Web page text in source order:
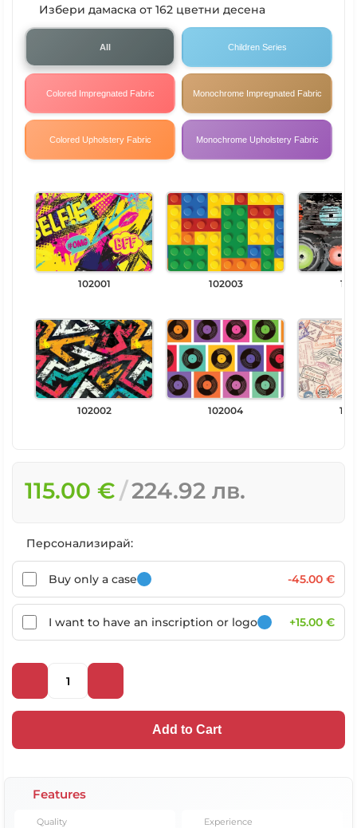
Избери дамаска от 162 цветни десена
All Children Series
Colored Impregnated Fabric Monochrome Impregnated Fabric
Colored Upholstery Fabric Monochrome Upholstery Fabric
102001
102002
102003
102004
115.00 € 224.92 лв.
Персонализирай:
Buy only a case -45.00 €
I want to have an inscription or logo +15.00 €
Add to Cart
Features
Quality Experience